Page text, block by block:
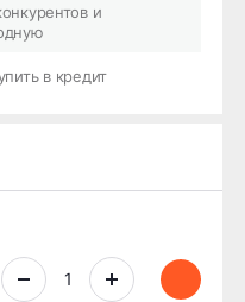
и
в кредит